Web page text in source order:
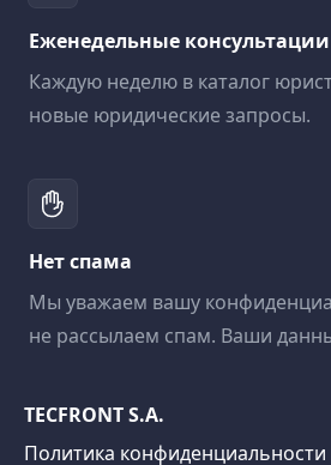
Еженедельные консультации
Каждую неделю в каталог
новые юридические запросы.
Нет спама
Мы уважаем вашу
не рассылаем спам. Ваши
TECFRONT S.A.
Политика конфиденциальности